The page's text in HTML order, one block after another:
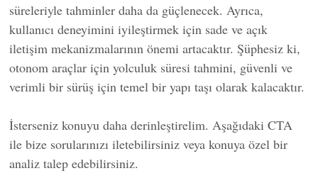
süreleriyle tahminler daha da güçlenecek. Ayrıca,
kullanıcı deneyimini iyileştirmek için sade ve açık
iletişim mekanizmalarının önemi artacaktır. Şüphesiz ki,
otonom araçlar için yolculuk süresi tahmini, güvenli ve
verimli bir sürüş için temel bir yapı taşı olarak kalacaktır.
İsterseniz konuyu daha derinleştirelim. Aşağıdaki CTA
ile bize sorularınızı iletebilirsiniz veya konuya özel bir
analiz talep edebilirsiniz.